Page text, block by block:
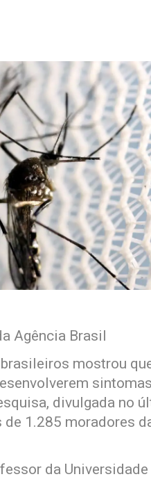
Agência Brasil
mostrou
divulgada no
1.285 moradores
da